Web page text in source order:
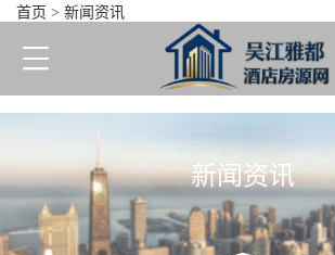
首页 > 新闻资讯
珠江逸景家园 3室
新闻资讯